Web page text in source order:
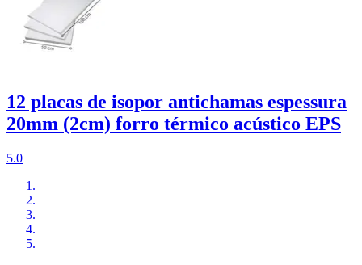
12 placas de isopor antichamas espessura
20mm (2cm) forro térmico acústico EPS
5.0